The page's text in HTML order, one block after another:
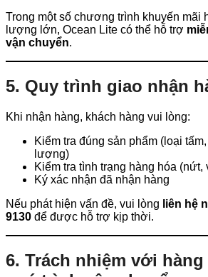
Trong một số chương trình khuyến mãi
lượng lớn, Ocean Lite có thể hỗ trợ
vận chuyển.
5. Quy trình giao nhận
Khi nhận hàng, khách hàng vui lòng:
Kiểm tra đúng sản phẩm (loại
lượng)
Kiểm tra tình trạng hàng hóa
Ký xác nhận đã nhận hàng
Nếu phát hiện vấn đề, vui lòng liên hệ
9130 để được hỗ trợ kịp thời.
6. Trách nhiệm với